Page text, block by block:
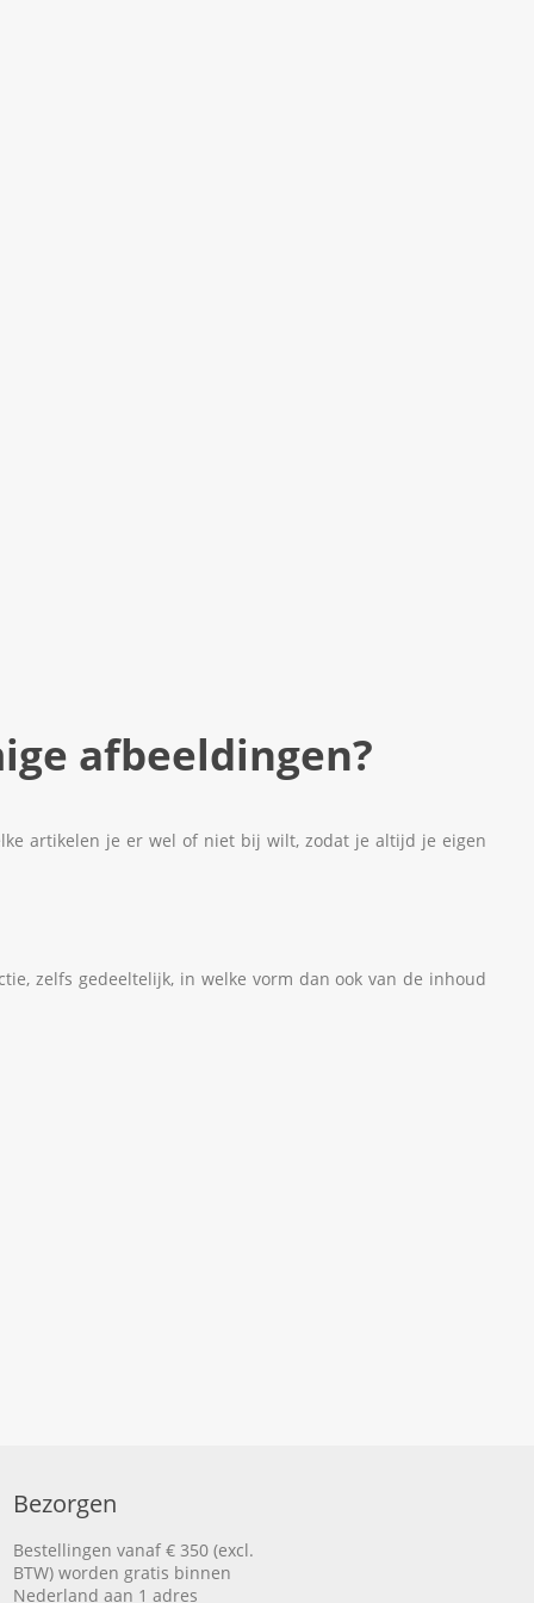
afbeeldingen?
artikelen je er wel of niet bij wilt, zodat je altijd je eigen
zelfs gedeeltelijk, in welke vorm dan ook van de inhoud
Bezorgen
Bestellingen vanaf € 350 (excl.
BTW) worden gratis binnen
Nederland aan 1 adres